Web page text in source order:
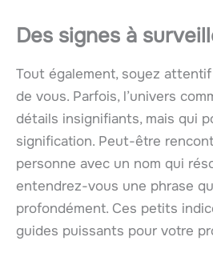
Des signes à
Tout également, soyez
de vous. Parfois, l’univers
détails insignifiants, mais qui
signification. Peut-être
personne avec un nom qui
entendrez-vous une phrase
profondément. Ces petits
guides puissants pour votre